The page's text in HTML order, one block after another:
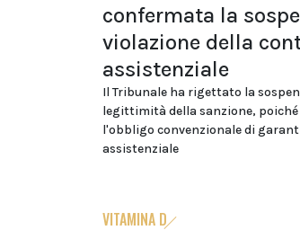
confermata la
violazione della
assistenziale
Il Tribunale ha rigettato la
legittimità della sanzione,
l'obbligo convenzionale di
assistenziale
VITAMINA D